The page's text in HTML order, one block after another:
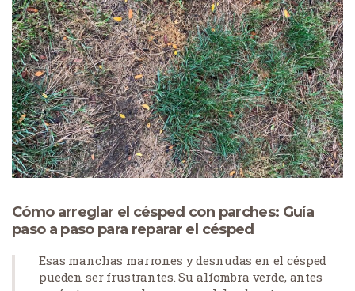
áridas zonas occidentales.
Cómo arreglar el césped con parches: Guía
paso a paso para reparar el césped
Esas manchas marrones y desnudas en el césped
pueden ser frustrantes. Su alfombra verde, antes